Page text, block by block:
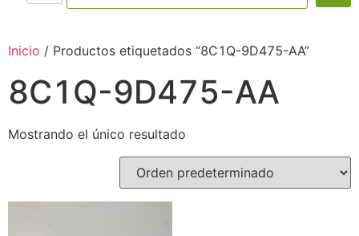
Inicio / Productos etiquetados “8C1Q-9D475-AA”
8C1Q-9D475-AA
Mostrando el único resultado